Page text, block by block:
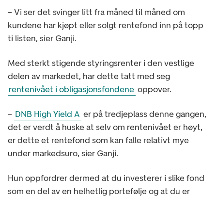
– Vi ser det svinger litt fra måned til måned om
kundene har kjøpt eller solgt rentefond inn på topp
ti listen, sier Ganji.
Med sterkt stigende styringsrenter i den vestlige
delen av markedet, har dette tatt med seg
rentenivået i obligasjonsfondene oppover.
– DNB High Yield A er på tredjeplass denne gangen,
det er verdt å huske at selv om rentenivået er høyt,
er dette et rentefond som kan falle relativt mye
under markedsuro, sier Ganji.
Hun oppfordrer dermed at du investerer i slike fond
som en del av en helhetlig portefølje og at du er